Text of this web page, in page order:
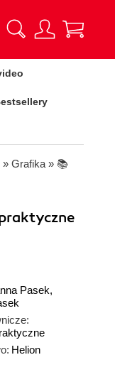
» Grafika » 📚
Pasek,
Helion